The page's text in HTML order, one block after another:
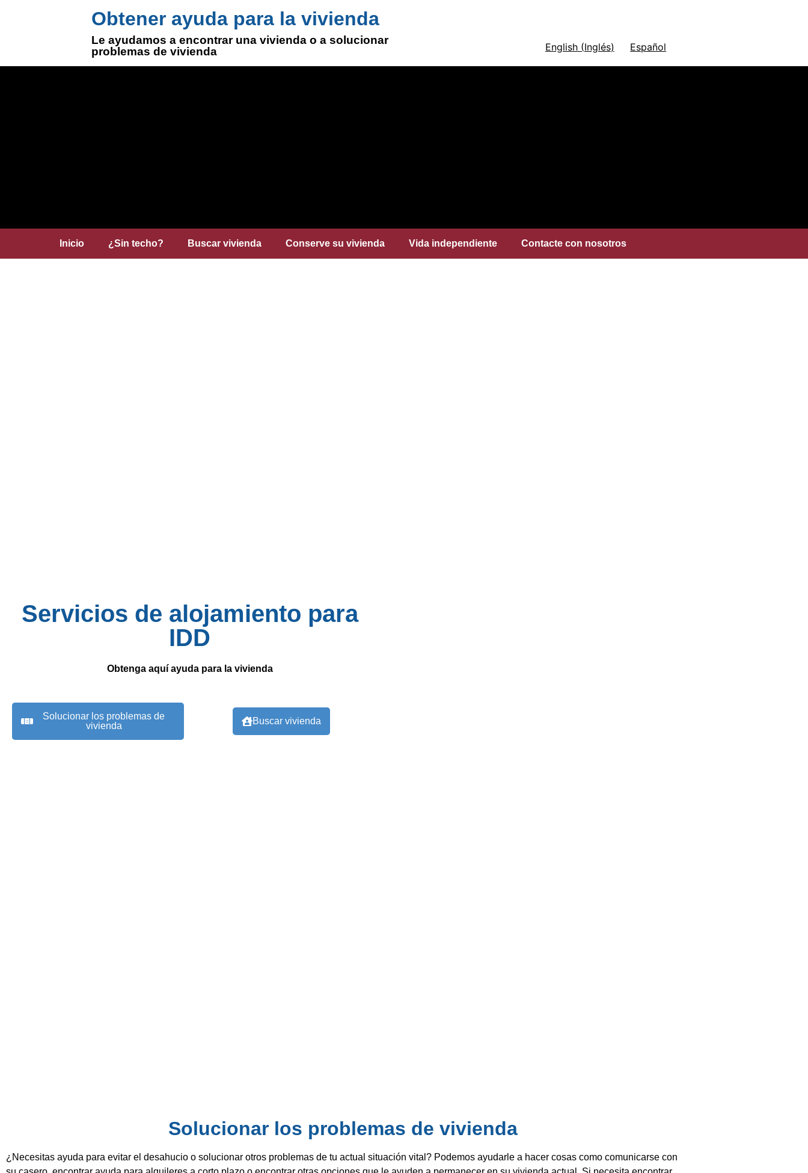
Obtener ayuda para la vivienda
Le ayudamos a encontrar una vivienda o a solucionar
problemas de vivienda
English(Inglés) Español
Inicio ¿Sin techo? Buscar vivienda Conserve su vivienda Vida independiente Contacte con nosotros
Servicios de alojamiento para
IDD
Obtenga aquí ayuda para la vivienda
Solucionar los problemas de
vivienda
Buscar vivienda
Solucionar los problemas de vivienda
¿Necesitas ayuda para evitar el desahucio o solucionar otros problemas de tu actual situación vital? Podemos ayudarle a hacer cosas como comunicarse con